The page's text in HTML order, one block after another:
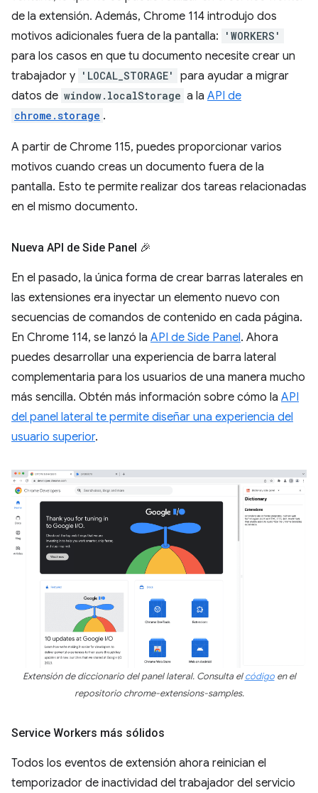
de la extensión. Además, Chrome 114 introdujo dos
motivos adicionales fuera de la pantalla:
'WORKERS'
para los casos en que tu documento necesite crear un
trabajador y 'LOCAL_STORAGE'
para ayudar a migrar
datos de window.localStorage a la API de
chrome.storage .
A partir de Chrome 115, puedes proporcionar varios
motivos cuando creas un documento fuera de la
pantalla. Esto te permite realizar dos tareas relacionadas
en el mismo documento.
Nueva API de Side Panel 🎉
En el pasado, la única forma de crear barras laterales en
las extensiones era inyectar un elemento nuevo con
secuencias de comandos de contenido en cada página.
En Chrome 114, se lanzó la API de Side Panel. Ahora
puedes desarrollar una experiencia de barra lateral
complementaria para los usuarios de una manera mucho
más sencilla. Obtén más información sobre cómo la API
del panel lateral te permite diseñar una experiencia del
usuario superior.
Extensión de diccionario del panel lateral. Consulta elcódigoen el
repositorio chrome-extensions-samples.
Service Workers más sólidos
Todos los eventos de extensión ahora reinician el
temporizador de inactividad del trabajador del servicio